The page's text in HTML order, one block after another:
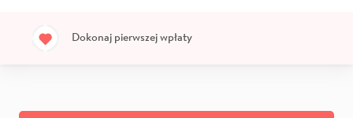
Dokonaj pierwszej wpłaty